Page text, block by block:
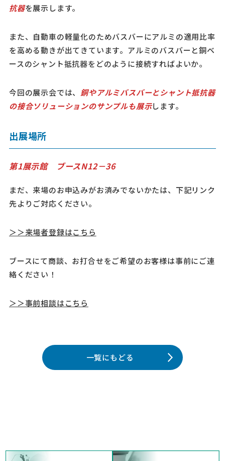
抗器を展示します。
また、自動車の軽量化のためバスバーにアルミの適用比率
を高める動きが出てきています。アルミのバスバーと銅ベ
ースのシャント抵抗器をどのように接続すればよいか。
今回の展示会では、 銅やアルミバスバーとシャント抵抗器
の接合ソリューションのサンプルも展示します。
出展場所
第1展示館 ブースN12－36
まだ、来場のお申込みがお済みでないかたは、下記リンク
先よりご対応ください。
＞＞来場者登録はこちら
ブースにて商談、お打合せをご希望のお客様は事前にご連
絡ください！
＞＞事前相談はこちら
一覧にもどる